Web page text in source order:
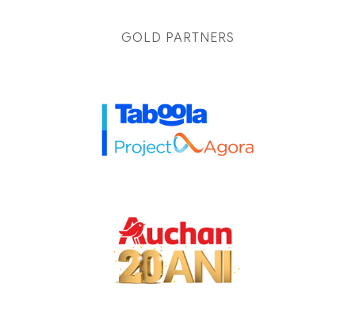
GOLD PARTNERS